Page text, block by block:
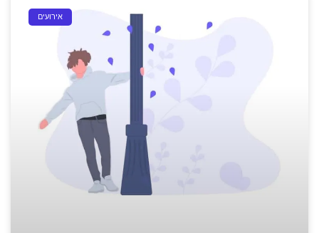
אירועים